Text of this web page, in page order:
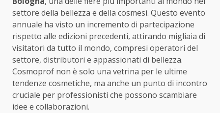
settore della bellezza e della cosmesi. Questo evento
annuale ha visto un incremento di partecipazione
rispetto alle edizioni precedenti, attirando migliaia di
visitatori da tutto il mondo, compresi operatori del
settore, distributori e appassionati di bellezza.
Cosmoprof non è solo una vetrina per le ultime
tendenze cosmetiche, ma anche un punto di incontro
cruciale per professionisti che possono scambiare
idee e collaborazioni.